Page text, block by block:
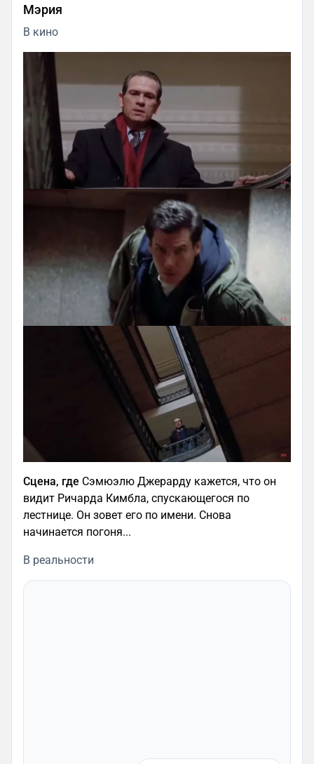
Мэрия
В кино
Сцена, где Сэмюэлю Джерарду кажется, что он
видит Ричарда Кимбла, спускающегося по
лестнице. Он зовет его по имени. Снова
начинается погоня...
В реальности